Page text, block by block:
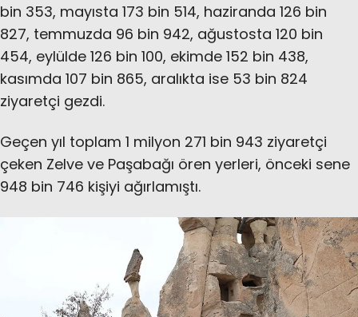
bin 353, mayısta 173 bin 514, haziranda 126 bin
827, temmuzda 96 bin 942, ağustosta 120 bin
454, eylülde 126 bin 100, ekimde 152 bin 438,
kasımda 107 bin 865, aralıkta ise 53 bin 824
ziyaretçi gezdi.
Geçen yıl toplam 1 milyon 271 bin 943 ziyaretçi
çeken Zelve ve Paşabağı ören yerleri, önceki sene
948 bin 746 kişiyi ağırlamıştı.